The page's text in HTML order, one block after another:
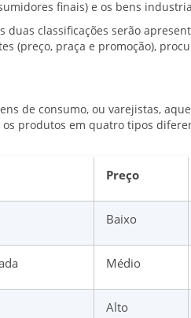
finais) e os bens
duas classificações serão
(preço, praça e promoção),
de consumo, ou varejistas,
os produtos em quatro tipos
Preço
Baixo
Médio
Alto